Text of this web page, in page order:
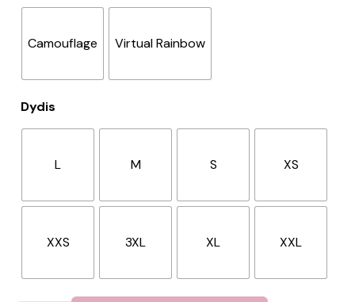
Camouflage Virtual Rainbow
Dydis
L M S XS
XXS 3XL XL XXL